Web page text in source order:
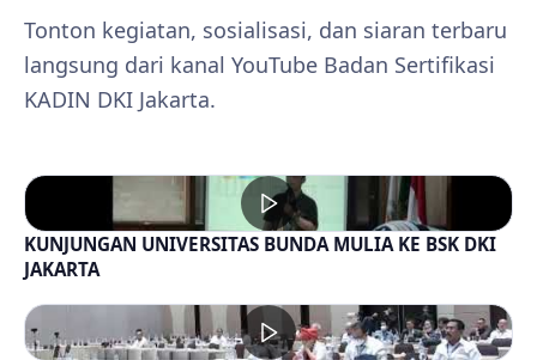
Tonton kegiatan, sosialisasi, dan siaran terbaru
langsung dari kanal YouTube Badan Sertifikasi
KADIN DKI Jakarta.
KUNJUNGAN UNIVERSITAS BUNDA MULIA KE BSK DKI
JAKARTA